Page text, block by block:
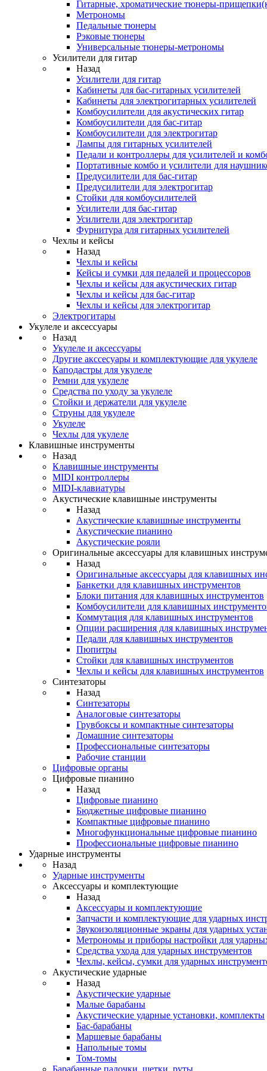
Гитарные, хроматические тюнеры-
Метрономы
Педальные тюнеры
Рэковые тюнеры
Универсальные тюнеры-метрономы
Усилители для гитар
Назад
Усилители для гитар
Кабинеты для бас-гитарных усилителей
Кабинеты для электрогитарных усилителей
Комбоусилители для акустических гитар
Комбоусилители для бас-гитар
Комбоусилители для электрогитар
Лампы для гитарных усилителей
Педали и контроллеры для усилителей и
Портативные комбо и усилители для
Предусилители для бас-гитар
Предусилители для электрогитар
Стойки для комбоусилителей
Усилители для бас-гитар
Усилители для электрогитар
Фурнитура для гитарных усилителей
Чехлы и кейсы
Назад
Чехлы и кейсы
Кейсы и сумки для педалей и процессоров
Чехлы и кейсы для акустических гитар
Чехлы и кейсы для бас-гитар
Чехлы и кейсы для электрогитар
Электрогитары
Укулеле и аксессуары
Назад
Укулеле и аксессуары
Другие акссесуары и комплектующие для укулеле
Каподастры для укулеле
Ремни для укулеле
Средства по уходу за укулеле
Стойки и держатели для укулеле
Струны для укулеле
Укулеле
Чехлы для укулеле
Клавишные инструменты
Назад
Клавишные инструменты
MIDI контроллеры
MIDI-клавиатуры
Акустические клавишные инструменты
Назад
Акустические клавишные инструменты
Акустические пианино
Акустические рояли
Оригинальные аксессуары для клавишных
Назад
Оригинальные аксессуары для клавишных
Банкетки для клавишных инструментов
Блоки питания для клавишных инструментов
Комбоусилители для клавишных
Коммутация для клавишных инструментов
Опции расширения для клавишных
Педали для клавишных инструментов
Пюпитры
Стойки для клавишных инструментов
Чехлы и кейсы для клавишных инструментов
Синтезаторы
Назад
Синтезаторы
Аналоговые синтезаторы
Грувбоксы и компактные синтезаторы
Домашние синтезаторы
Профессиональные синтезаторы
Рабочие станции
Цифровые органы
Цифровые пианино
Назад
Цифровые пианино
Бюджетные цифровые пианино
Компактные цифровые пианино
Многофункциональные цифровые пианино
Профессиональные цифровые пианино
Ударные инструменты
Назад
Ударные инструменты
Аксессуары и комплектующие
Назад
Аксессуары и комплектующие
Запчасти и комплектующие для ударных
Звукоизоляционные экраны для ударных
Метрономы и приборы настройки для
Средства ухода для ударных инструментов
Чехлы, кейсы, сумки для ударных
Акустические ударные
Назад
Акустические ударные
Mалые барабаны
Акустические ударные установки, комплекты
Бас-барабаны
Маршевые барабаны
Напольные томы
Том-томы
Барабанные палочки, щетки, руты